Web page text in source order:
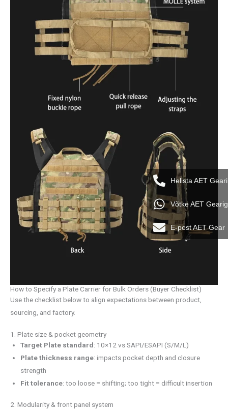
How to Specify a Plate Carrier for Bulk Orders (Buyer Checklist)
Use the checklist below to align expectations between product,
sourcing, and factory.
1. Plate size & pocket geometry
Target Plate standard: 10×12 vs SAPI/ESAPI (S/M/L)
Plate thickness range: impacts pocket depth and closure
strength
Fit tolerance: too loose = shifting; too tight = difficult insertion
2. Modularity & front panel system
Helista AET
Võtke AET
E-post AET Gear